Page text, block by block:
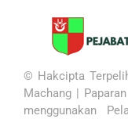
© Hakcipta
Machang |
menggunakan